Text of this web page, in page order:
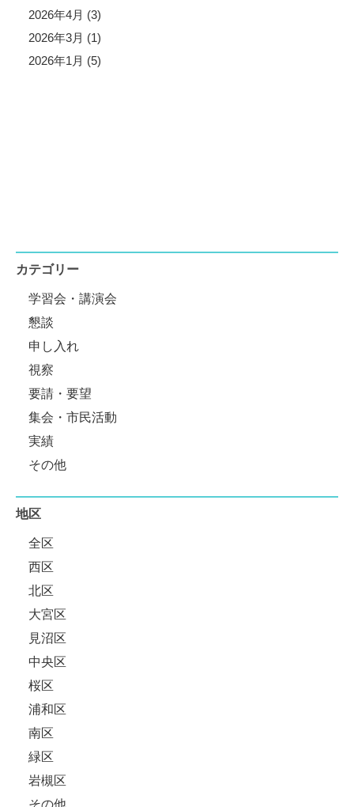
2026年4月 (3)
2026年3月 (1)
2026年1月 (5)
カテゴリー
学習会・講演会
懇談
申し入れ
視察
要請・要望
集会・市民活動
実績
その他
地区
全区
西区
北区
大宮区
見沼区
中央区
桜区
浦和区
南区
緑区
岩槻区